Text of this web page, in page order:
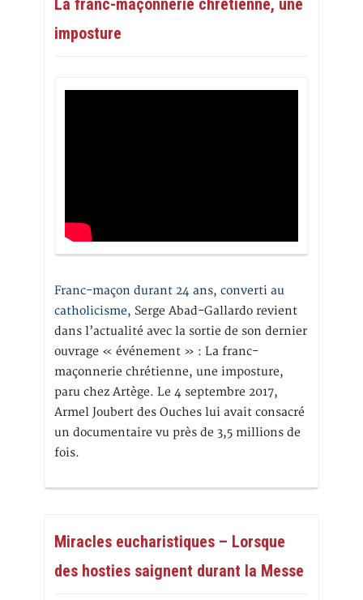
La franc-maçonnerie chrétienne, une
imposture
Franc-maçon durant 24 ans, converti au
catholicisme, Serge Abad-Gallardo revient
dans l’actualité avec la sortie de son dernier
ouvrage « événement » : La franc-
maçonnerie chrétienne, une imposture,
paru chez Artège. Le 4 septembre 2017,
Armel Joubert des Ouches lui avait consacré
un documentaire vu près de 3,5 millions de
fois.
Miracles eucharistiques – Lorsque
des hosties saignent durant la Messe